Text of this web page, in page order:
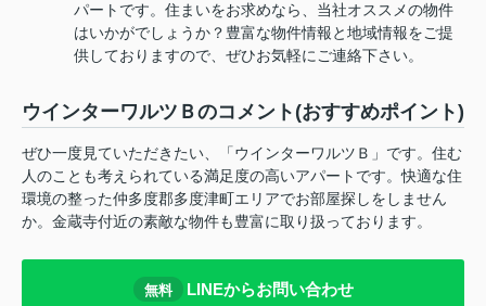
パートです。住まいをお求めなら、当社オススメの物件
はいかがでしょうか？豊富な物件情報と地域情報をご提
供しておりますので、ぜひお気軽にご連絡下さい。
ウインターワルツＢのコメント(おすすめポイント)
ぜひ一度見ていただきたい、「ウインターワルツＢ」です。住む
人のことも考えられている満足度の高いアパートです。快適な住
環境の整った仲多度郡多度津町エリアでお部屋探しをしません
か。金蔵寺付近の素敵な物件も豊富に取り扱っております。
無料 LINEからお問い合わせ